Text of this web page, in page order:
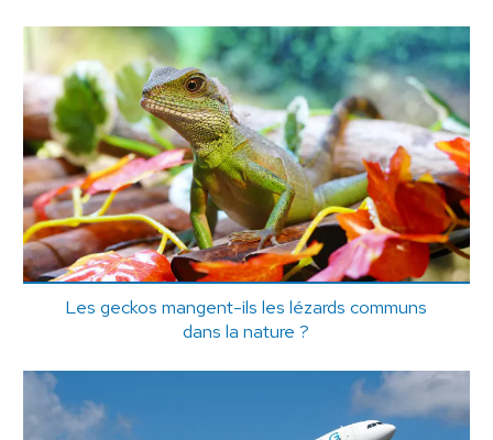
Les geckos mangent-ils les lézards communs
dans la nature ?